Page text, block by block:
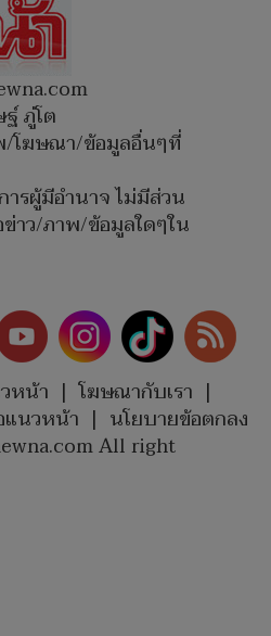
ภู่โต
โฆษณา/ข้อมูลอื่นๆที่
รผู้มีอำนาจ ไม่มีส่วน
าว/ภาพ/ข้อมูลใดๆใน
หน้า | โฆษณากับเรา |
นวหน้า | นโยบายข้อตกลง
All right